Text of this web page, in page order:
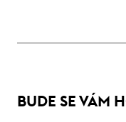
BUDE SE VÁM